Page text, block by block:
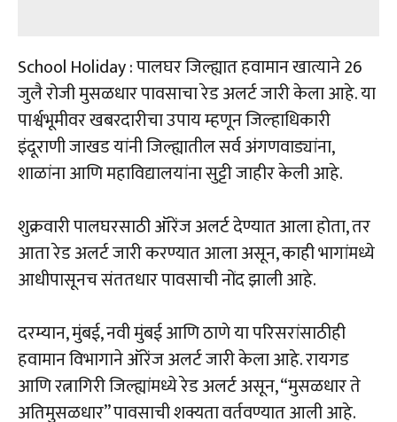
School Holiday : पालघर जिल्ह्यात हवामान खात्याने 26
जुलै रोजी मुसळधार पावसाचा रेड अलर्ट जारी केला आहे. या
पार्श्वभूमीवर खबरदारीचा उपाय म्हणून जिल्हाधिकारी
इंदूराणी जाखड यांनी जिल्ह्यातील सर्व अंगणवाड्यांना,
शाळांना आणि महाविद्यालयांना सुट्टी जाहीर केली आहे.
शुक्रवारी पालघरसाठी ऑरेंज अलर्ट देण्यात आला होता, तर
आता रेड अलर्ट जारी करण्यात आला असून, काही भागांमध्ये
आधीपासूनच संततधार पावसाची नोंद झाली आहे.
दरम्यान, मुंबई, नवी मुंबई आणि ठाणे या परिसरांसाठीही
हवामान विभागाने ऑरेंज अलर्ट जारी केला आहे. रायगड
आणि रत्नागिरी जिल्ह्यांमध्ये रेड अलर्ट असून, “मुसळधार ते
अतिमुसळधार” पावसाची शक्यता वर्तवण्यात आली आहे.